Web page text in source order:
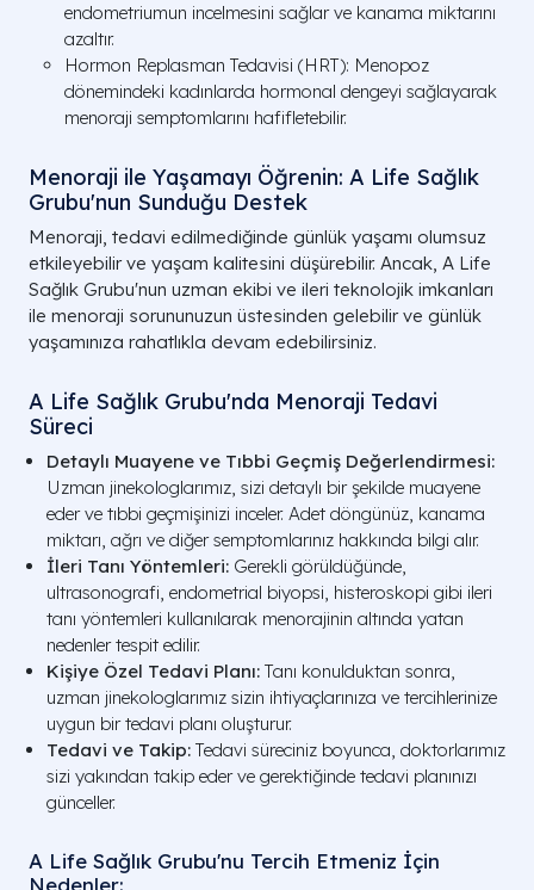
endometriumun incelmesini sağlar ve kanama miktarını
azaltır.
Hormon Replasman Tedavisi (HRT): Menopoz
dönemindeki kadınlarda hormonal dengeyi sağlayarak
menoraji semptomlarını hafifletebilir.
Menoraji ile Yaşamayı Öğrenin: A Life Sağlık
Grubu'nun Sunduğu Destek
Menoraji, tedavi edilmediğinde günlük yaşamı olumsuz
etkileyebilir ve yaşam kalitesini düşürebilir. Ancak, A Life
Sağlık Grubu'nun uzman ekibi ve ileri teknolojik imkanları
ile menoraji sorununuzun üstesinden gelebilir ve günlük
yaşamınıza rahatlıkla devam edebilirsiniz.
A Life Sağlık Grubu'nda Menoraji Tedavi
Süreci
Detaylı Muayene ve Tıbbi Geçmiş Değerlendirmesi:
Uzman jinekologlarımız, sizi detaylı bir şekilde muayene
eder ve tıbbi geçmişinizi inceler. Adet döngünüz, kanama
miktarı, ağrı ve diğer semptomlarınız hakkında bilgi alır.
İleri Tanı Yöntemleri: Gerekli görüldüğünde,
ultrasonografi, endometrial biyopsi, histeroskopi gibi ileri
tanı yöntemleri kullanılarak menorajinin altında yatan
nedenler tespit edilir.
Kişiye Özel Tedavi Planı: Tanı konulduktan sonra,
uzman jinekologlarımız sizin ihtiyaçlarınıza ve tercihlerinize
uygun bir tedavi planı oluşturur.
Tedavi ve Takip: Tedavi süreciniz boyunca, doktorlarımız
sizi yakından takip eder ve gerektiğinde tedavi planınızı
günceller.
A Life Sağlık Grubu'nu Tercih Etmeniz İçin
Nedenler: